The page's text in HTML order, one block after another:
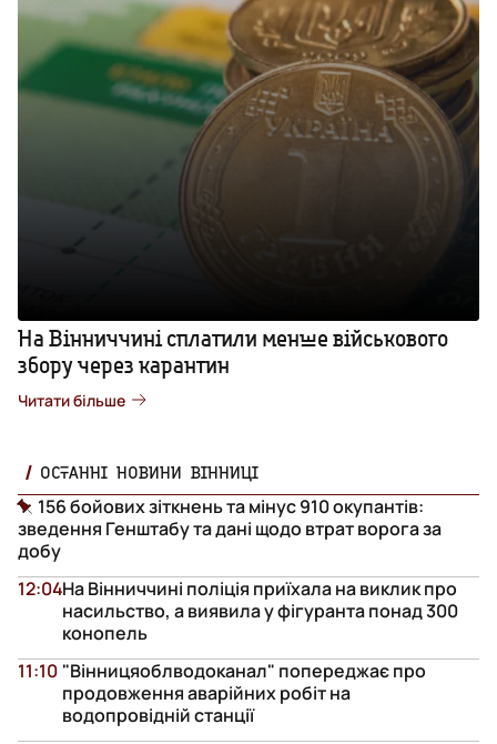
На Вінниччині сплатили менше військового
збору через карантин
Читати більше
ОСТАННІ НОВИНИ ВІННИЦІ
156 бойових зіткнень та мінус 910 окупантів:
зведення Генштабу та дані щодо втрат ворога за
добу
На Вінниччині поліція приїхала на виклик про
насильство, а виявила у фігуранта понад 300
конопель
12:04
"Вінницяоблводоканал" попереджає про
продовження аварійних робіт на
водопровідній станції
11:10